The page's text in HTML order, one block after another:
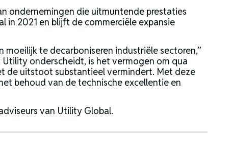
ondernemingen die uitmuntende prestaties
in 2021 en blijft de commerciële expansie
te decarboniseren industriële sectoren,”
onderscheidt, is het vermogen om qua
de uitstoot substantieel vermindert. Met deze
behoud van de technische excellentie en
van Utility Global.